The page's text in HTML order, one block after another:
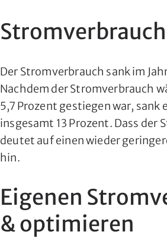
Der Stromverbrauch sank im
Nachdem der Stromverbrauch
5,7 Prozent gestiegen war, sank
insgesamt 13 Prozent. Dass
deutet auf einen wieder
hin.
Eigenen
& optimieren